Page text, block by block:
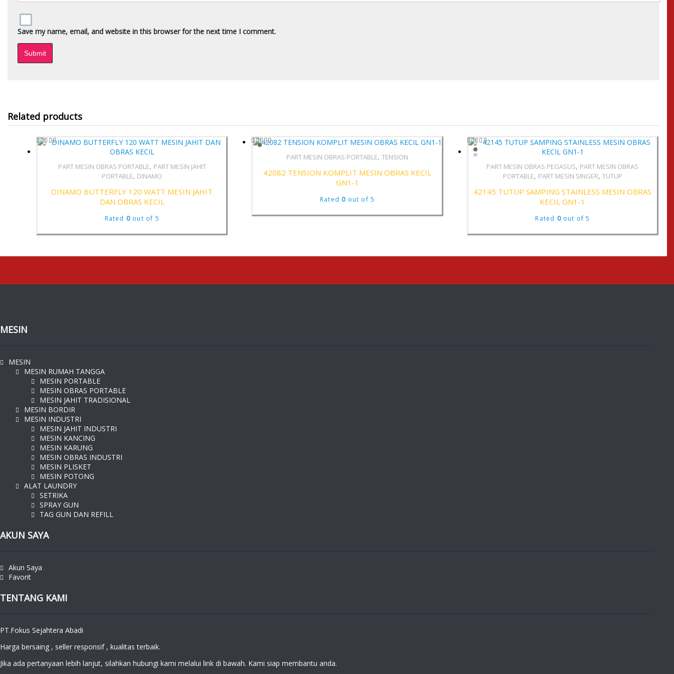
Save my name, email, and website in this browser for the next time I comment.
Related products
Quick View
PART MESIN OBRAS PORTABLE, PART MESIN JAHIT
PORTABLE, DINAMO
DINAMO BUTTERFLY 120 WATT MESIN JAHIT
DAN OBRAS KECIL
Rated 0out of 5
PART MESIN OBRAS PORTABLE,TENSION
42082 TENSION KOMPLIT MESIN OBRAS KECIL
GN1-1
Rated 0 out of 5
Quick View
PART MESIN OBRAS PEGASUS, PART MESIN OBRAS
PORTABLE, PART MESIN SINGER, TUTUP
42145 TUTUP SAMPING STAINLESS MESIN OBRAS
KECIL GN1-1
Rated 0out of 5
MESIN
MESIN
MESIN RUMAH TANGGA
MESIN PORTABLE
MESIN OBRAS PORTABLE
MESIN JAHIT TRADISIONAL
MESIN BORDIR
MESIN INDUSTRI
MESIN JAHIT INDUSTRI
MESIN KANCING
MESIN KARUNG
MESIN OBRAS INDUSTRI
MESIN PLISKET
MESIN POTONG
ALAT LAUNDRY
SETRIKA
SPRAY GUN
TAG GUN DAN REFILL
AKUN SAYA
Akun Saya
Favorit
TENTANG KAMI
PT.Fokus Sejahtera Abadi
Harga bersaing , seller responsif , kualitas terbaik.
Jika ada pertanyaan lebih lanjut, silahkan hubungi kami melalui link di bawah. Kami siap membantu anda.